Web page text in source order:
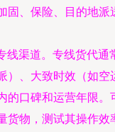
固、保险、目的地派
线渠道。专线货代
）、大致时效（如
的口碑和运营年限
货物，测试其操作